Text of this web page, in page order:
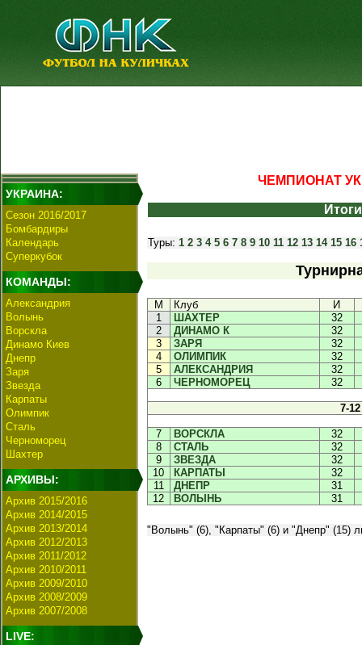
УКРАИНА:
Сезон 2016/2017
Бомбардиры
Календарь
Суперкубок
КОМАНДЫ:
Александрия
Волынь
Ворскла
Динамо Киев
Днепр
Заря
Звезда
Карпаты
Олимпик
Сталь
Черноморец
Шахтер
АРХИВЫ:
Архив 2015/2016
Архив 2014/2015
Архив 2013/2014
Архив 2012/2013
Архив 2011/2012
Архив 2010/2011
Архив 2009/2010
Архив 2008/2009
Архив 2007/2008
LIVE:
ЧЕМПИОНАТ
Туры: 1 2 3 4 5 6 7 8 9 10 11 12 13 14 15 16
М Клуб
И
1
ШАХТЕР
32
2
ДИНАМО К
32
3
ЗАРЯ
32
4
ОЛИМПИК
32
5
АЛЕКСАНДРИЯ
32
6
ЧЕРНОМОРЕЦ 32
7-
7 ВОРСКЛА
32
8
СТАЛЬ
32
9
ЗВЕЗДА
32
10
КАРПАТЫ
32
11
ДНЕПР
31
12
ВОЛЫНЬ 31
"Волынь" (6), "Карпаты" (6) и "Днепр"